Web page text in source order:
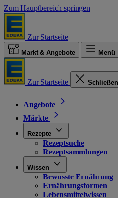
Zum Hauptbereich springen
Zur Startseite
Markt & Angebote Menü
Zur Startseite Schließen
Angebote
Märkte
Rezepte
Rezeptsuche
Rezeptsammlungen
Wissen
Bewusste Ernährung
Ernährungsformen
Lebensmittelwissen